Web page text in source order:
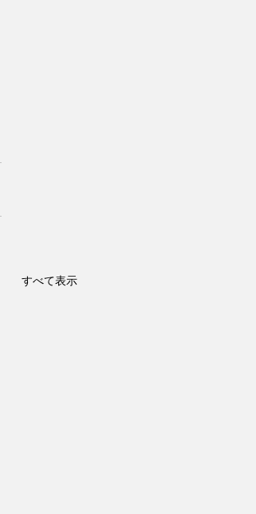
すべて表示